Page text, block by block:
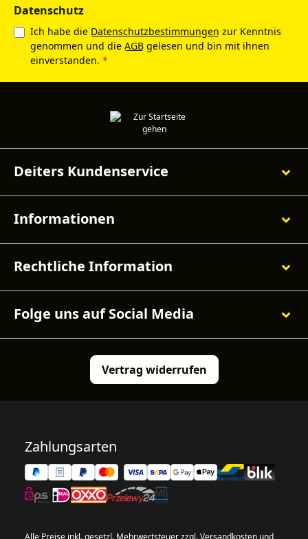
Datenschutz
Ich habe die Datenschutzbestimmungen zur Kenntnis
genommen und die AGB gelesen und bin mit ihnen
einverstanden. *
Deiters Kundenservice
Informationen
Rechtliche Information
Folge uns auf Social Media
Vertrag widerrufen
Zahlungsarten